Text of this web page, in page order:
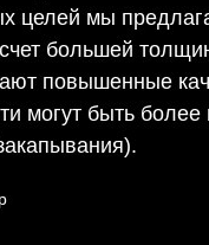
целей мы
большей
повышенные
могут быть